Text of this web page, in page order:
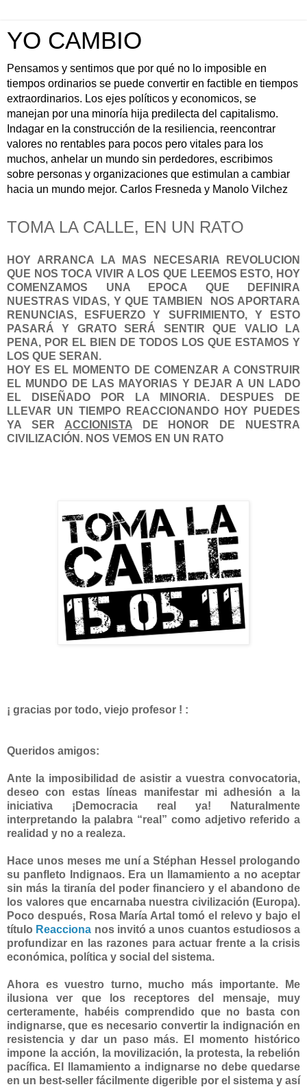
YO CAMBIO
Pensamos y sentimos que por qué no lo imposible en
tiempos ordinarios se puede convertir en factible en tiempos
extraordinarios. Los ejes políticos y economicos, se
manejan por una minoría hija predilecta del capitalismo.
Indagar en la construcción de la resiliencia, reencontrar
valores no rentables para pocos pero vitales para los
muchos, anhelar un mundo sin perdedores, escribimos
sobre personas y organizaciones que estimulan a cambiar
hacia un mundo mejor. Carlos Fresneda y Manolo Vilchez
TOMA LA CALLE, EN UN RATO
HOY ARRANCA LA MAS NECESARIA REVOLUCION
QUE NOS TOCA VIVIR A LOS QUE LEEMOS ESTO, HOY
COMENZAMOS UNA EPOCA QUE DEFINIRA
NUESTRAS VIDAS, Y QUE TAMBIEN NOS APORTARA
RENUNCIAS, ESFUERZO Y SUFRIMIENTO, Y ESTO
PASARÁ Y GRATO SERÁ SENTIR QUE VALIO LA
PENA, POR EL BIEN DE TODOS LOS QUE ESTAMOS Y
LOS QUE SERAN.
HOY ES EL MOMENTO DE COMENZAR A CONSTRUIR
EL MUNDO DE LAS MAYORIAS Y DEJAR A UN LADO
EL DISEÑADO POR LA MINORIA. DESPUES DE
LLEVAR UN TIEMPO REACCIONANDO HOY PUEDES
YA SER ACCIONISTADE HONOR DE NUESTRA
CIVILIZACIÓN. NOS VEMOS EN UN RATO
¡ gracias por todo, viejo profesor ! :
Queridos amigos:
Ante la imposibilidad de asistir a vuestra convocatoria,
deseo con estas líneas manifestar mi adhesión a la
iniciativa ¡Democracia real ya! Naturalmente
interpretando la palabra “real” como adjetivo referido a
realidad y no a realeza.
Hace unos meses me uní a Stéphan Hessel prologando
su panfleto Indignaos. Era un llamamiento a no aceptar
sin más la tiranía del poder financiero y el abandono de
los valores que encarnaba nuestra civilización (Europa).
Poco después, Rosa María Artal tomó el relevo y bajo el
título Reacciona nos invitó a unos cuantos estudiosos a
profundizar en las razones para actuar frente a la crisis
económica, política y social del sistema.
Ahora es vuestro turno, mucho más importante. Me
ilusiona ver que los receptores del mensaje, muy
certeramente, habéis comprendido que no basta con
indignarse, que es necesario convertir la indignación en
resistencia y dar un paso más. El momento histórico
impone la acción, la movilización, la protesta, la rebelión
pacífica. El llamamiento a indignarse no debe quedarse
en un best-seller fácilmente digerible por el sistema y así